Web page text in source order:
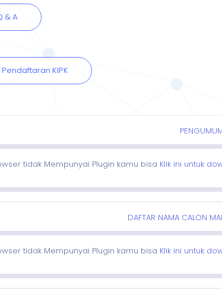
& A
KIPK
tidak Mempunyai Plugin kamu bisa Klik ini untuk
DAFTAR NAMA CALON
tidak Mempunyai Plugin kamu bisa Klik ini untuk